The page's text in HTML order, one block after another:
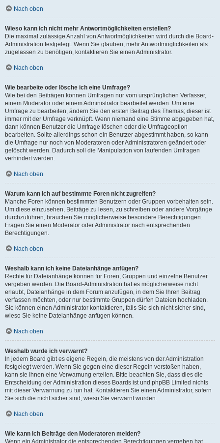
Nach oben
Wieso kann ich nicht mehr Antwortmöglichkeiten erstellen?
Die maximal zulässige Anzahl von Antwortmöglichkeiten wird durch die Board-
Administration festgelegt. Wenn Sie glauben, mehr Antwortmöglichkeiten als
zugelassen zu benötigen, kontaktieren Sie einen Administrator.
Nach oben
Wie bearbeite oder lösche ich eine Umfrage?
Wie bei den Beiträgen können Umfragen nur vom ursprünglichen Verfasser,
einem Moderator oder einem Administrator bearbeitet werden. Um eine
Umfrage zu bearbeiten, ändern Sie den ersten Beitrag des Themas; dieser ist
immer mit der Umfrage verknüpft. Wenn niemand eine Stimme abgegeben hat,
dann können Benutzer die Umfrage löschen oder die Umfrageoption
bearbeiten. Sollte allerdings schon ein Benutzer abgestimmt haben, so kann
die Umfrage nur noch von Moderatoren oder Administratoren geändert oder
gelöscht werden. Dadurch soll die Manipulation von laufenden Umfragen
verhindert werden.
Nach oben
Warum kann ich auf bestimmte Foren nicht zugreifen?
Manche Foren können bestimmten Benutzern oder Gruppen vorbehalten sein.
Um diese einzusehen, Beiträge zu lesen, zu schreiben oder andere Vorgänge
durchzuführen, brauchen Sie möglicherweise besondere Berechtigungen.
Fragen Sie einen Moderator oder Administrator nach entsprechenden
Berechtigungen.
Nach oben
Weshalb kann ich keine Dateianhänge anfügen?
Rechte für Dateianhänge können für Foren, Gruppen und einzelne Benutzer
vergeben werden. Die Board-Administration hat es möglicherweise nicht
erlaubt, Dateianhänge in dem Forum anzufügen, in dem Sie Ihren Beitrag
verfassen möchten, oder nur bestimmte Gruppen dürfen Dateien hochladen.
Sie können einen Administrator kontaktieren, falls Sie sich nicht sicher sind,
wieso Sie keine Dateianhänge anfügen können.
Nach oben
Weshalb wurde ich verwarnt?
In jedem Board gibt es eigene Regeln, die meistens von der Administration
festgelegt werden. Wenn Sie gegen eine dieser Regeln verstoßen haben,
kann sie Ihnen eine Verwarnung erteilen. Bitte beachten Sie, dass dies die
Entscheidung der Administration dieses Boards ist und phpBB Limited nichts
mit dieser Verwarnung zu tun hat. Kontaktieren Sie einen Administrator, sofern
Sie sich die nicht sicher sind, wieso Sie verwarnt wurden.
Nach oben
Wie kann ich Beiträge den Moderatoren melden?
Wenn ein Administrator die entsprechenden Berechtigungen vergeben hat,